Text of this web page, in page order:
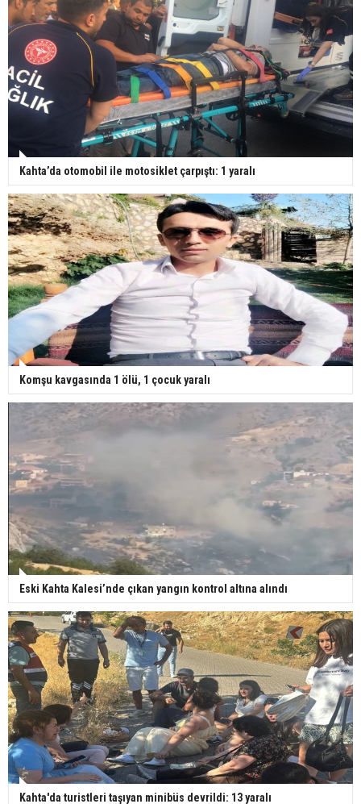
Kahta’da otomobil ile motosiklet çarpıştı: 1 yaralı
Komşu kavgasında 1 ölü, 1 çocuk yaralı
Eski Kahta Kalesi’nde çıkan yangın kontrol altına alındı
Kahta'da turistleri taşıyan minibüs devrildi: 13 yaralı